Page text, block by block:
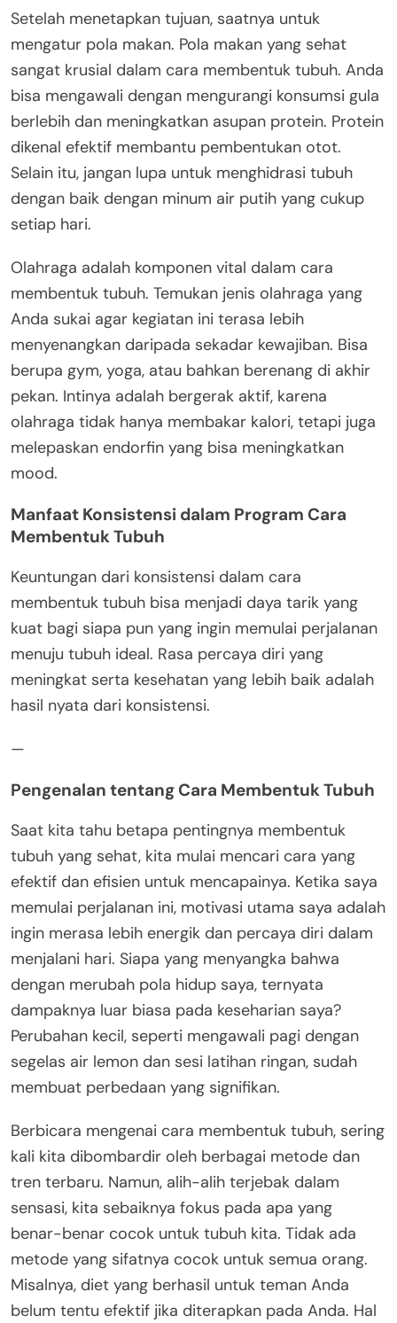
Setelah menetapkan tujuan, saatnya untuk
mengatur pola makan. Pola makan yang sehat
sangat krusial dalam cara membentuk tubuh. Anda
bisa mengawali dengan mengurangi konsumsi gula
berlebih dan meningkatkan asupan protein. Protein
dikenal efektif membantu pembentukan otot.
Selain itu, jangan lupa untuk menghidrasi tubuh
dengan baik dengan minum air putih yang cukup
setiap hari.
Olahraga adalah komponen vital dalam cara
membentuk tubuh. Temukan jenis olahraga yang
Anda sukai agar kegiatan ini terasa lebih
menyenangkan daripada sekadar kewajiban. Bisa
berupa gym, yoga, atau bahkan berenang di akhir
pekan. Intinya adalah bergerak aktif, karena
olahraga tidak hanya membakar kalori, tetapi juga
melepaskan endorfin yang bisa meningkatkan
mood.
Manfaat Konsistensi dalam Program Cara
Membentuk Tubuh
Keuntungan dari konsistensi dalam cara
membentuk tubuh bisa menjadi daya tarik yang
kuat bagi siapa pun yang ingin memulai perjalanan
menuju tubuh ideal. Rasa percaya diri yang
meningkat serta kesehatan yang lebih baik adalah
hasil nyata dari konsistensi.
—
Pengenalan tentang Cara Membentuk Tubuh
Saat kita tahu betapa pentingnya membentuk
tubuh yang sehat, kita mulai mencari cara yang
efektif dan efisien untuk mencapainya. Ketika saya
memulai perjalanan ini, motivasi utama saya adalah
ingin merasa lebih energik dan percaya diri dalam
menjalani hari. Siapa yang menyangka bahwa
dengan merubah pola hidup saya, ternyata
dampaknya luar biasa pada keseharian saya?
Perubahan kecil, seperti mengawali pagi dengan
segelas air lemon dan sesi latihan ringan, sudah
membuat perbedaan yang signifikan.
Berbicara mengenai cara membentuk tubuh, sering
kali kita dibombardir oleh berbagai metode dan
tren terbaru. Namun, alih-alih terjebak dalam
sensasi, kita sebaiknya fokus pada apa yang
benar-benar cocok untuk tubuh kita. Tidak ada
metode yang sifatnya cocok untuk semua orang.
Misalnya, diet yang berhasil untuk teman Anda
belum tentu efektif jika diterapkan pada Anda. Hal